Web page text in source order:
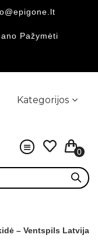
Pažymėti
Kategorijos
0
– Ventspils Latvija